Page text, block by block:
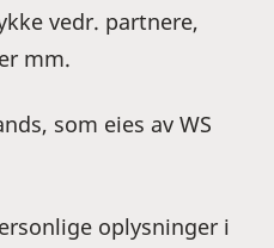
vedr. partnere,
mm.
som eies av WS
oplysninger i